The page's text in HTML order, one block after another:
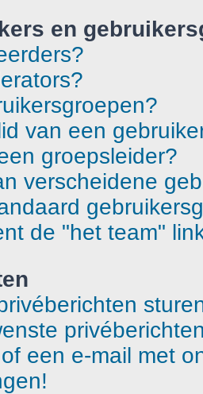
en
van een
groepsleider?
verscheidene
de "het team"
een e-mail met